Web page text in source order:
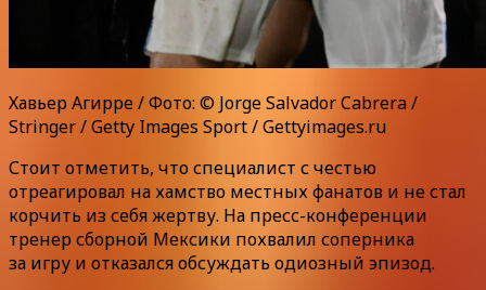
Хавьер Агирре / Фото: © Jorge Salvador Cabrera /
Stringer / Getty Images Sport / Gettyimages.ru
Стоит отметить, что специалист с честью
отреагировал на хамство местных фанатов и не стал
корчить из себя жертву. На пресс-конференции
тренер сборной Мексики похвалил соперника
за игру и отказался обсуждать одиозный эпизод.